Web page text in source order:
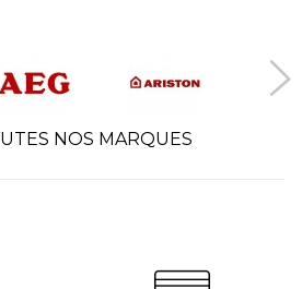
NOS MARQUES